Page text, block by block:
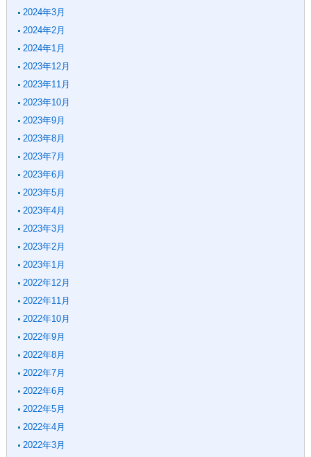
2024年3月
2024年2月
2024年1月
2023年12月
2023年11月
2023年10月
2023年9月
2023年8月
2023年7月
2023年6月
2023年5月
2023年4月
2023年3月
2023年2月
2023年1月
2022年12月
2022年11月
2022年10月
2022年9月
2022年8月
2022年7月
2022年6月
2022年5月
2022年4月
2022年3月